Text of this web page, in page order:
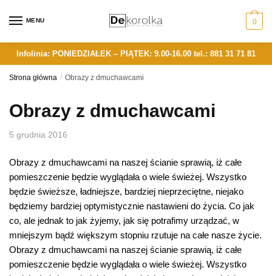
MENU 0
Infolinia: PONIEDZIAŁEK – PIĄTEK: 9.00-16.00 tel.: 881 31 71 81
Strona główna / Obrazy z dmuchawcami
Obrazy z dmuchawcami
5 grudnia 2016
Obrazy z dmuchawcami na naszej ścianie sprawią, iż całe
pomieszczenie będzie wyglądała o wiele świeżej. Wszystko
będzie świeższe, ładniejsze, bardziej nieprzeciętne, niejako
będziemy bardziej optymistycznie nastawieni do życia. Co jak
co, ale jednak to jak żyjemy, jak się potrafimy urządzać, w
mniejszym bądź większym stopniu rzutuje na całe nasze życie.
Obrazy z dmuchawcami na naszej ścianie sprawią, iż całe
pomieszczenie będzie wyglądała o wiele świeżej. Wszystko